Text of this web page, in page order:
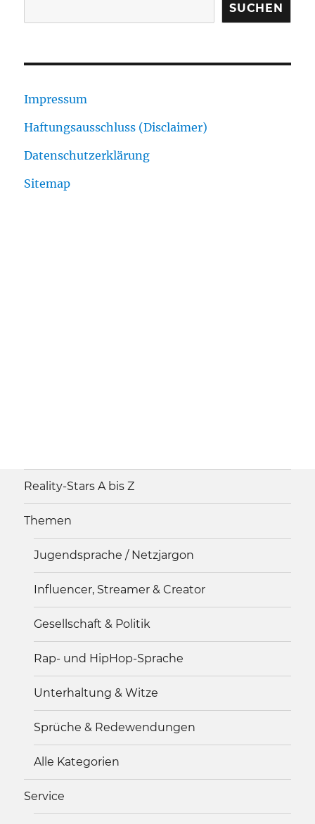
SUCHEN
Impressum
Haftungsausschluss (Disclaimer)
Datenschutzerklärung
Sitemap
Reality-Stars A bis Z
Themen
Jugendsprache / Netzjargon
Influencer, Streamer & Creator
Gesellschaft & Politik
Rap- und HipHop-Sprache
Unterhaltung & Witze
Sprüche & Redewendungen
Alle Kategorien
Service